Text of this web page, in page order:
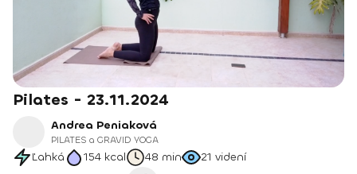
Pilates - 23.11.2024
Andrea Peniaková
PILATES a GRAVID YOGA
Ľahká 154 kcal 48 min 21 videní